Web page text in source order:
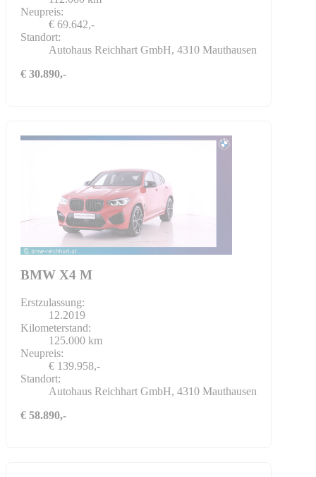
Neupreis:
€ 69.642,-
Standort:
Autohaus Reichhart GmbH, 4310 Mauthausen
€ 30.890,-
BMW X4 M
Erstzulassung:
12.2019
Kilometerstand:
125.000 km
Neupreis:
€ 139.958,-
Standort:
Autohaus Reichhart GmbH, 4310 Mauthausen
€ 58.890,-